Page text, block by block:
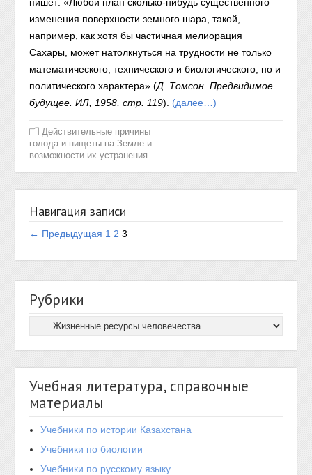
изменения поверхности земного шара, такой,
например, как хотя бы частичная мелиорация
Сахары, может натолкнуться на трудности не только
математического, технического и биологического, но и
политического характера» (Д. Томсон. Предвидимое
будущее. ИЛ, 1958, стр. 119). (далее…)
Действительные причины
голода и нищеты на Земле и
возможности их устранения
Навигация записи
← Предыдущая 1 2 3
Рубрики
Учебная литература, справочные
материалы
Учебники по истории Казахстана
Учебники по биологии
Учебники по русскому языку